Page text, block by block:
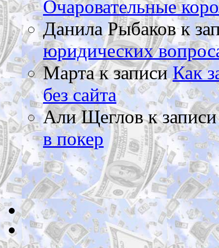
Очаровательные
Данила Рыбаковк
юридических
Мартак записиКак
без сайта
Али Щегловк
в покер